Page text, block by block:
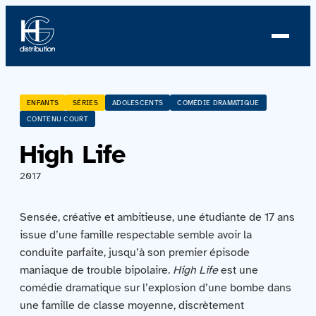
À propos
Nouvelles
Équipe
Catalogue
ENFANTS SÉRIES ADOLESCENTS
COMÉDIE DRAMATIQUE
CONTENU COURT
High Life
2017
Sensée, créative et ambitieuse, une étudiante de 17 ans
issue d’une famille respectable semble avoir la
conduite parfaite, jusqu’à son premier épisode
maniaque de trouble bipolaire. High Lifeest une
comédie dramatique sur l’explosion d’une bombe dans
une famille de classe moyenne, discrètement